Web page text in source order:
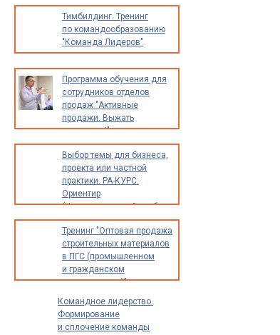
Тимбилдинг. Тренинг
по командообразованию
"Команда Лидеров"
Программа обучения для
сотрудников отделов
продаж "Активные
продажи. Выжать
максимум!"
Выбор темы для бизнеса,
проекта или частной
практики. РА-КУРС:
Ориентир
(Индивидуальный разбор
опыта и идей для
предпринимателей,
экспертов
и специалистов)
Тренинг "Оптовая продажа
строительных материалов
в ПГС (промышленном
и гражданском
строительстве)"
Командное лидерство.
Формирование
и сплочение команды